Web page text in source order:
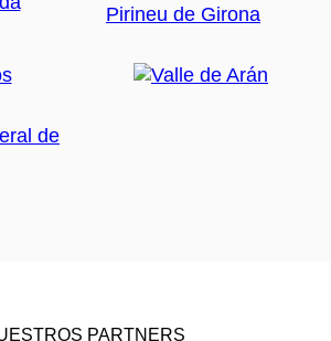
PARTNERS